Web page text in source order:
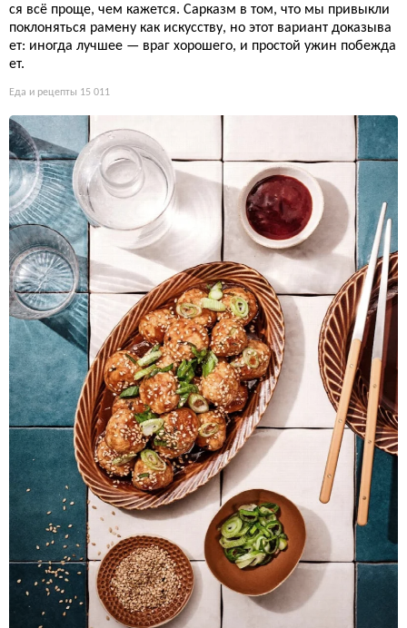
ся всё проще, чем кажется. Сарказм в том, что мы привыкли
поклоняться рамену как искусству, но этот вариант доказыва
ет: иногда лучшее — враг хорошего, и простой ужин побежда
ет.
Еда и рецепты 15 011